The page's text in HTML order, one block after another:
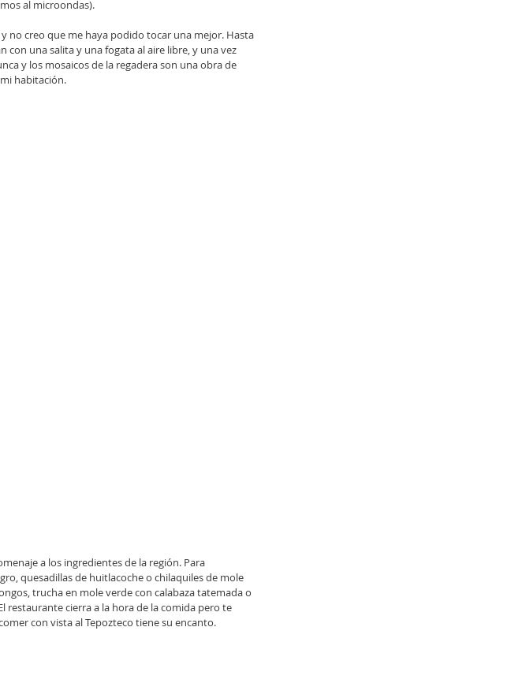
al microondas).
no creo que me haya podido tocar una mejor. Hasta
con una salita y una fogata al aire libre, y una vez
y los mosaicos de la regadera son una obra de
habitación.
a los ingredientes de la región. Para
quesadillas de huitlacoche o chilaquiles de mole
trucha en mole verde con calabaza tatemada o
restaurante cierra a la hora de la comida pero te
con vista al Tepozteco tiene su encanto.